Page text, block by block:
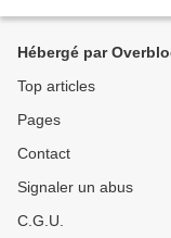
Hébergé par
Top articles
Pages
Contact
Signaler un abus
C.G.U.